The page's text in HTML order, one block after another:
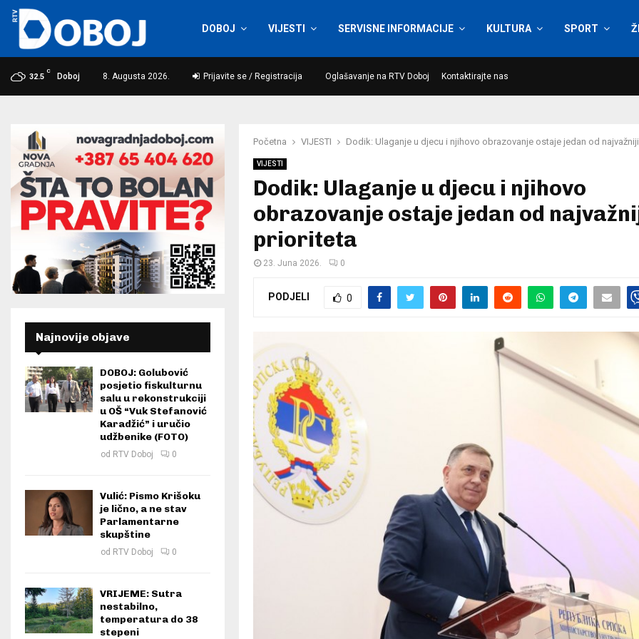
DOBOJ VIJESTI SERVISNE INFORMACIJE KULTURA SPORT
32.5
C
Doboj 8. Augusta 2026. Prijavite se / Registracija Oglašavanje na RTV Doboj Kontaktirajte nas
Početna VIJESTI Dodik: Ulaganje u djecu i njihovo obrazovanje ostaje jedan od
VIJESTI
Dodik: Ulaganje u djecu i njihovo
obrazovanje ostaje jedan od
prioriteta
23. Juna 2026. 0
PODJELI 0
Najnovije objave
DOBOJ: Golubović
posjetio fiskulturnu
salu u rekonstrukciji
u OŠ “Vuk Stefanović
Karadžić” i uručio
udžbenike (FOTO)
od RTV Doboj 0
Vulić: Pismo Krišoku
je lično, a ne stav
Parlamentarne
skupštine
od RTV Doboj 0
VRIJEME: Sutra
nestabilno,
temperatura do 38
stepeni